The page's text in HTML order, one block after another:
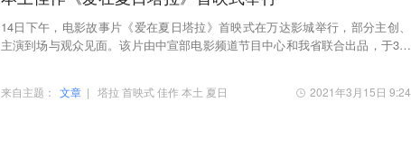
14日下午，电影故事片《爱在夏日塔拉》首映式在万达影城举行，部分主创、
主演到场与观众见面。该片由中宣部电影频道节目中心和我省联合出品，于3月
来自主题： 文章 | 塔拉 首映式 佳作 本土 夏日 2021年3月15日 9:24